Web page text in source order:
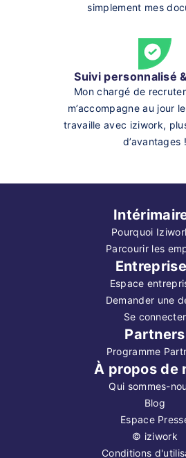
simplement mes
Suivi personnalisé
Mon chargé de
m’accompagne au jour
travaille avec iziwork,
d’avantages !
Pourquoi
Parcourir les
Espace
Demander une
Se connecter
Partners
Programme
À propos de
Qui sommes-
Blog
Espace
© iziwork
Conditions